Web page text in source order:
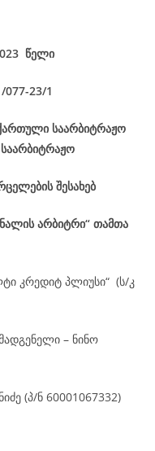
3 წელი
077-23/1
საარბიტრაჟო
შესახებ
არბიტრი“ თამთა
კრედიტ პლიუსი“ (ს/კ
– ნინო
(პ/ნ 60001067332)